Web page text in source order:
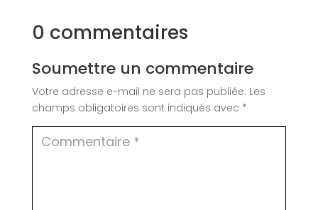
0 commentaires
Soumettre un commentaire
Votre adresse e-mail ne sera pas publiée. Les
champs obligatoires sont indiqués avec *